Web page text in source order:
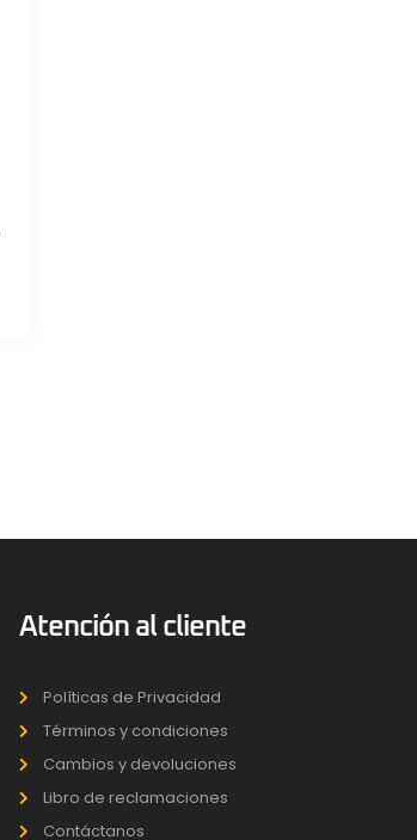
Atención al cliente
Políticas de Privacidad
Términos y condiciones
Cambios y devoluciones
Libro de reclamaciones
Contáctanos